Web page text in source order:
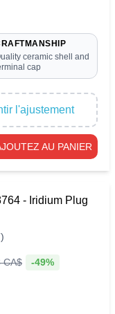
ceramic shell and
cap
l'ajustement
AU PANIER
- Iridium Plug
CA$ -49%